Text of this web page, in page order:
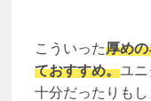
こういった厚め
ておすすめ。ユニ
十分だったりも